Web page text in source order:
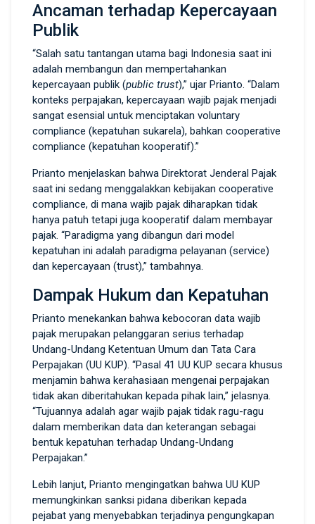
Ancaman terhadap Kepercayaan
Publik
“Salah satu tantangan utama bagi Indonesia saat ini
adalah membangun dan mempertahankan
kepercayaan publik (public trust),” ujar Prianto. “Dalam
konteks perpajakan, kepercayaan wajib pajak menjadi
sangat esensial untuk menciptakan voluntary
compliance (kepatuhan sukarela), bahkan cooperative
compliance (kepatuhan kooperatif).”
Prianto menjelaskan bahwa Direktorat Jenderal Pajak
saat ini sedang menggalakkan kebijakan cooperative
compliance, di mana wajib pajak diharapkan tidak
hanya patuh tetapi juga kooperatif dalam membayar
pajak. “Paradigma yang dibangun dari model
kepatuhan ini adalah paradigma pelayanan (service)
dan kepercayaan (trust),” tambahnya.
Dampak Hukum dan Kepatuhan
Prianto menekankan bahwa kebocoran data wajib
pajak merupakan pelanggaran serius terhadap
Undang-Undang Ketentuan Umum dan Tata Cara
Perpajakan (UU KUP). “Pasal 41 UU KUP secara khusus
menjamin bahwa kerahasiaan mengenai perpajakan
tidak akan diberitahukan kepada pihak lain,” jelasnya.
“Tujuannya adalah agar wajib pajak tidak ragu-ragu
dalam memberikan data dan keterangan sebagai
bentuk kepatuhan terhadap Undang-Undang
Perpajakan.”
Lebih lanjut, Prianto mengingatkan bahwa UU KUP
memungkinkan sanksi pidana diberikan kepada
pejabat yang menyebabkan terjadinya pengungkapan